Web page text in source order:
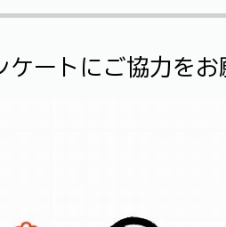
ートにご協力をお